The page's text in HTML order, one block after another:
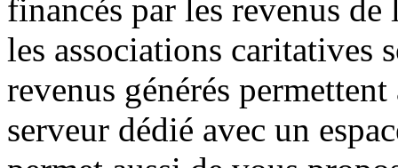
financés par les revenus
les associations caritatives
revenus générés
serveur dédié avec un